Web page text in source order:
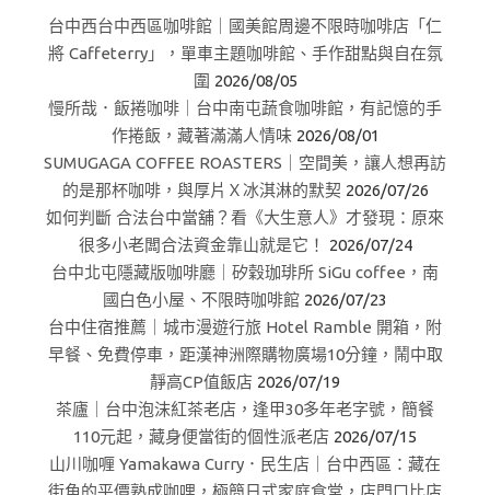
台中西台中西區咖啡館｜國美館周邊不限時咖啡店「仁
將 Caffeterry」，單車主題咖啡館、手作甜點與自在氛
圍 2026/08/05
慢所哉．飯捲咖啡｜台中南屯蔬食咖啡館，有記憶的手
作捲飯，藏著滿滿人情味 2026/08/01
SUMUGAGA COFFEE ROASTERS｜空間美，讓人想再訪
的是那杯咖啡，與厚片Ｘ冰淇淋的默契 2026/07/26
如何判斷 合法台中當舖？看《大生意人》才發現：原來
很多小老闆合法資金靠山就是它！
2026/07/24
台中北屯隱藏版咖啡廳｜矽穀珈琲所 SiGu coffee，南
國白色小屋、不限時咖啡館 2026/07/23
台中住宿推薦｜城市漫遊行旅 Hotel Ramble 開箱，附
早餐、免費停車，距漢神洲際購物廣場10分鐘，鬧中取
靜高CP值飯店 2026/07/19
茶廬｜台中泡沫紅茶老店，逢甲30多年老字號，簡餐
110元起，藏身便當街的個性派老店 2026/07/15
山川咖喱 Yamakawa Curry．民生店｜台中西區：藏在
街角的平價熟成咖哩，極簡日式家庭食堂，店門口比店